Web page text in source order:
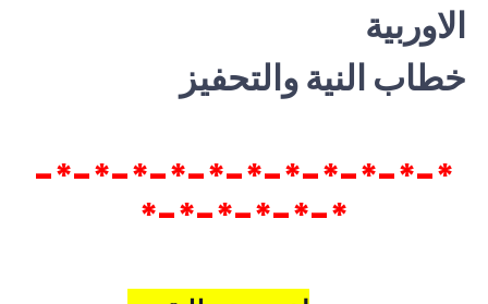
الاوربية
خطاب النية والتحفيز
*-*-*-*-*-*-*-*-*-*-*-
*-*-*-*-*-*